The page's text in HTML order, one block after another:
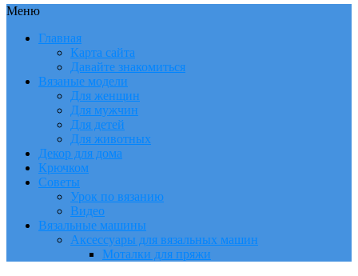
Меню
Главная
Карта сайта
Давайте знакомиться
Вязаные модели
Для женщин
Для мужчин
Для детей
Для животных
Декор для дома
Крючком
Советы
Урок по вязанию
Видео
Вязальные машины
Аксессуары для вязальных машин
Моталки для пряжи